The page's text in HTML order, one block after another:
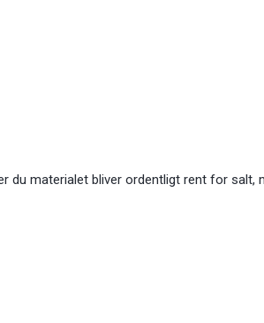
du materialet bliver ordentligt rent for salt,